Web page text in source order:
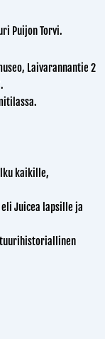
Puijon Torvi.
Laivarannantie 2
kaikille,
Juicea lapsille ja